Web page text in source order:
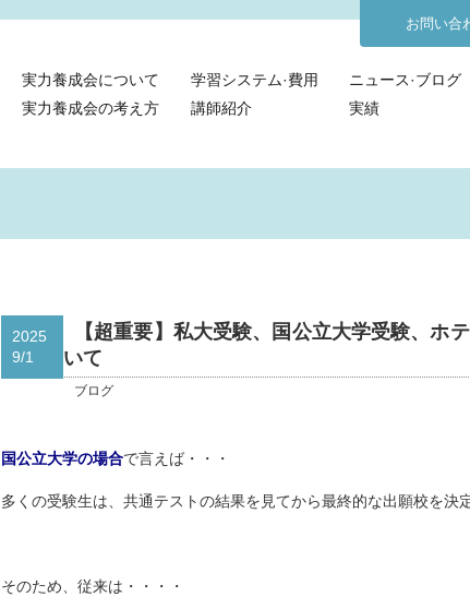
お問い合
実力養成会について 学習システム·費用 ニュース·ブログ
実力養成会の考え方
講師紹介 実績
2025
9/1
【超重要】私大受験、国公立大学受験、ホ
いて
ブログ
国公立大学の場合で言えば・・・
多くの受験生は、共通テストの結果を見てから最終的な出願校を決
そのため、従来は・・・・